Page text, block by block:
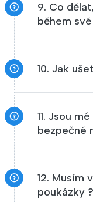
9. Co
během
10. Jak
11. Jsou
bezpečné
12. Musím
poukázky ?